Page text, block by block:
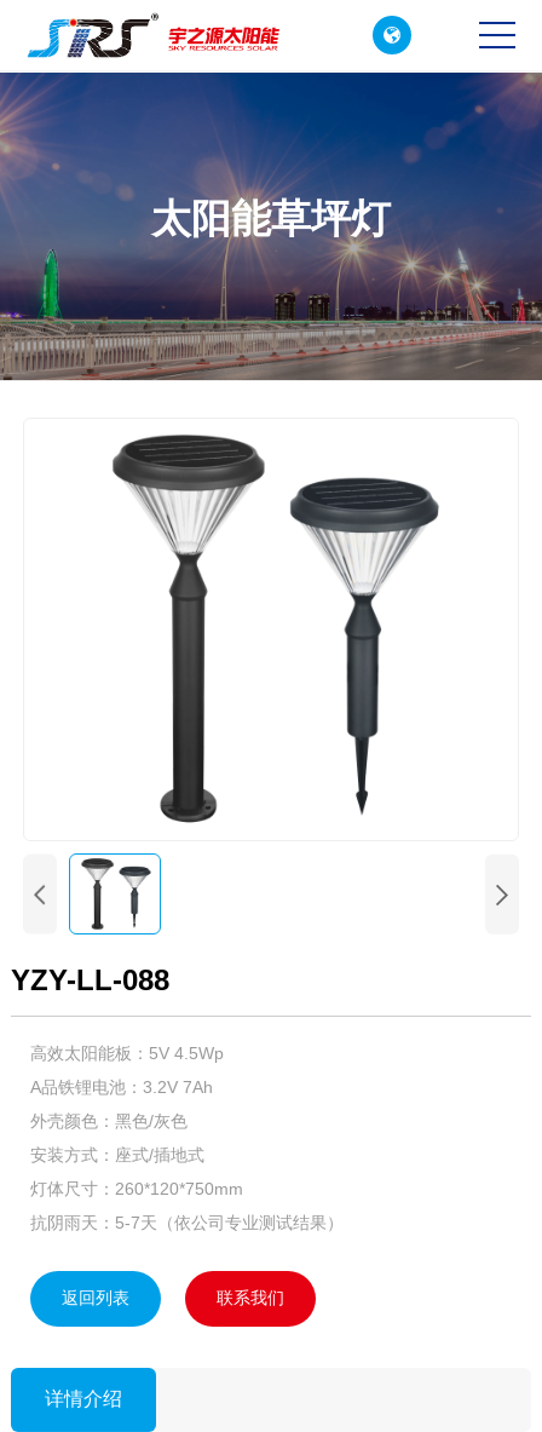

CN
太阳能草坪灯
 
YZY-LL-088
高效太阳能板：5V 4.5Wp
A品铁锂电池：3.2V 7Ah
外壳颜色：黑色/灰色
安装方式：座式/插地式
灯体尺寸：260*120*750mm
抗阴雨天：5-7天（依公司专业测试结果）
返回列表 联系我们
详情介绍